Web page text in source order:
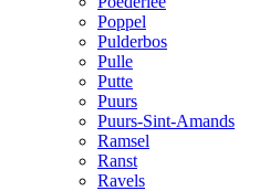
Poppel
Pulderbos
Pulle
Putte
Puurs
Puurs-Sint-Amands
Ramsel
Ranst
Ravels